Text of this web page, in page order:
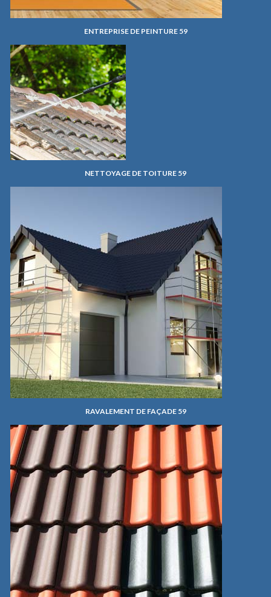
ENTREPRISE DE PEINTURE 59
NETTOYAGE DE TOITURE 59
RAVALEMENT DE FAÇADE 59